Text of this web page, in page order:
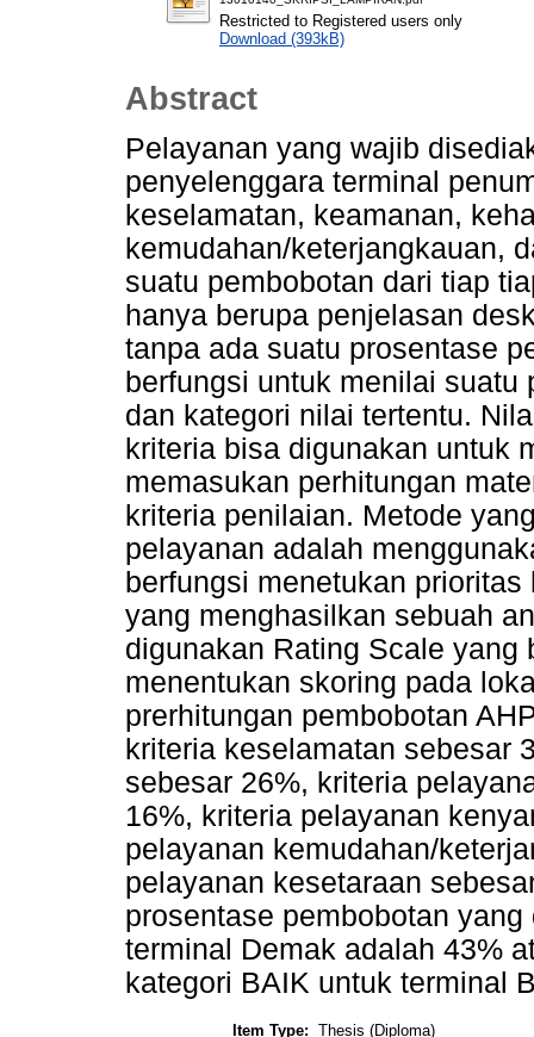
Restricted to Registered users only
Download (393kB)
Abstract
Pelayanan yang wajib
penyelenggara terminal
keselamatan, keamanan,
kemudahan/keterjangkauan,
suatu pembobotan dari tiap
hanya berupa penjelasan
tanpa ada suatu prosentase
berfungsi untuk menilai
dan kategori nilai tertentu.
kriteria bisa digunakan untuk
memasukan perhitungan
kriteria penilaian. Metode
pelayanan adalah
berfungsi menetukan
yang menghasilkan sebuah
digunakan Rating Scale yang
menentukan skoring pada
prerhitungan pembobotan
kriteria keselamatan sebesar
sebesar 26%, kriteria
16%, kriteria pelayanan
pelayanan kemudahan/
pelayanan kesetaraan
prosentase pembobotan
terminal Demak adalah 43%
kategori BAIK untuk terminal
Item Type: Thesis (Diploma)